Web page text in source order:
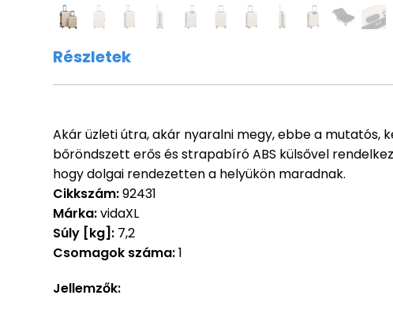
Részletek
Akár üzleti útra, akár nyaralni megy, ebbe a mutatós,
bőröndszett erős és strapabíró ABS külsővel
hogy dolgai rendezetten a helyükön maradnak.
Cikkszám:92431
Márka:vidaXL
Súly [kg]: 7,2
Csomagok száma:1
Jellemzők: